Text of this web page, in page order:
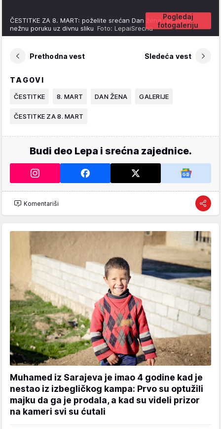
Pogledaj
fotogaleriju
ČESTITKE ZA 8. MART: poželite srećan Dan žena i pošaljite
nežnu poruku uz divnu sliku Foto: LepaiSrecna
Prethodna vest Sledeća vest
TAGOVI
ČESTITKE 8. MART DAN ŽENA GALERIJE
ČESTITKE ZA 8. MART
Budi deo Lepa i srećna zajednice.
Komentariši
Muhamed iz Sarajeva je imao 4 godine kad je
nestao iz izbegličkog kampa: Prvo su optužili
majku da ga je prodala, a kad su videli prizor
na kameri svi su ćutali